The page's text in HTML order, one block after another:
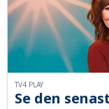
Se den
TV4 PLAY